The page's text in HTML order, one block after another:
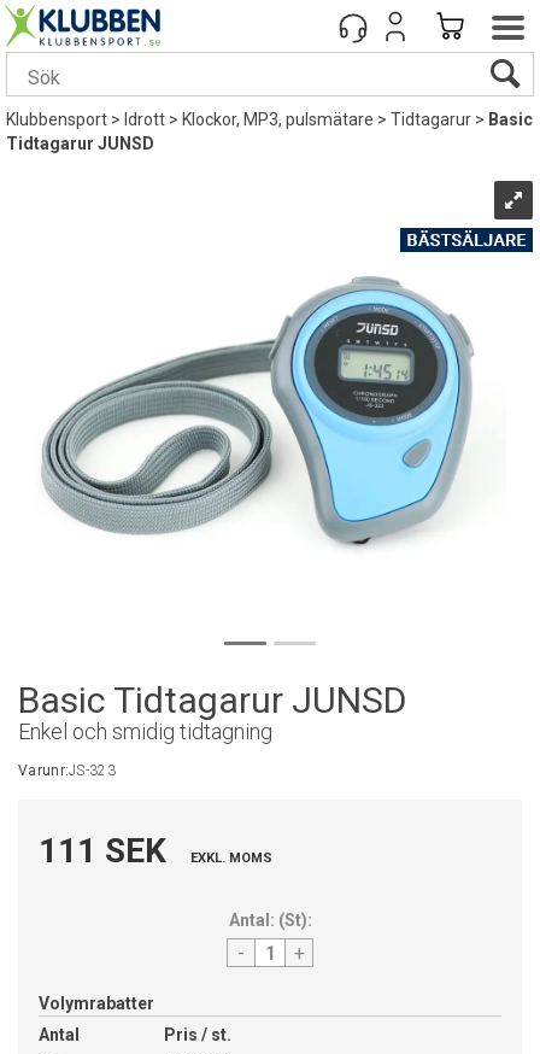
Klubbensport> Idrott>Klockor, MP3, pulsmätare>Tidtagarur> Basic
Tidtagarur JUNSD
Basic Tidtagarur JUNSD
Enkel och smidig tidtagning
Varunr:JS-323
111 SEK EXKL. MOMS
Antal: (St):
- +
Volymrabatter
Antal
Pris / st.